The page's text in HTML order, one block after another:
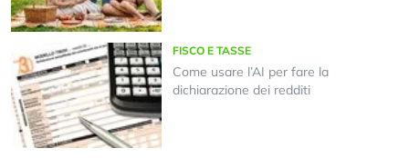
FISCO E TASSE
Come usare l’AI per fare la
dichiarazione dei redditi